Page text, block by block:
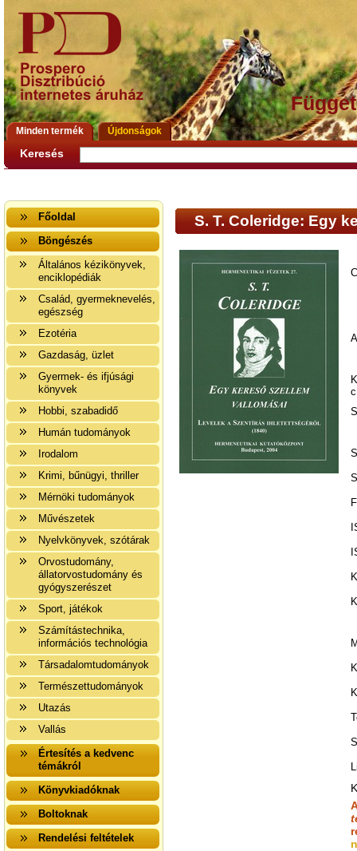
Minden termék Újdonságok
Keresés
Főoldal
Böngészés
Általános kézikönyvek,
enciklopédiák
Család, gyermeknevelés,
egészség
Ezotéria
Gazdaság, üzlet
Gyermek- és ifjúsági
könyvek
Hobbi, szabadidő
Humán tudományok
Irodalom
Krimi, bűnügyi, thriller
Mérnöki tudományok
Művészetek
Nyelvkönyvek, szótárak
Orvostudomány,
állatorvostudomány és
gyógyszerészet
Sport, játékok
Számítástechnika,
információs technológia
Társadalomtudományok
Természettudományok
Utazás
Vallás
Értesítés a kedvenc
témákról
Könyvkiadóknak
Boltoknak
Rendelési feltételek
S. T. Coleridge: Egy